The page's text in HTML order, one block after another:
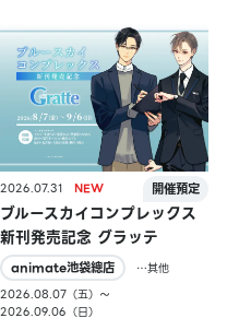
2026.07.31
ブルースカイコンプレックス
新刊発売記念 グラッテ
animate池袋總店
…其他
2026.08.07（五）〜
2026.09.06（日）